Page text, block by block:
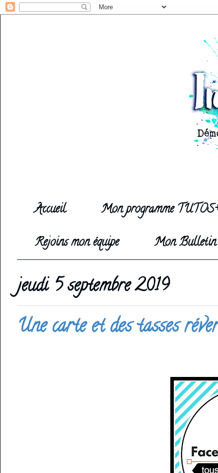
Accueil
Mon programme
Rejoins mon équipe
Mon
jeudi 5 septembre 2019
Une carte et des tasses